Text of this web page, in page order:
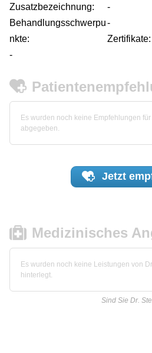
Zusatzbezeichnung:
-
Behandlungsschwerpu
nkte:
-
Zertifikate:
-
Es wurden noch keine Empfehlungen
abgegeben.
Jetzt
Medizinisches
Es wurden noch keine Leistungen von
hinterlegt.
Sind Sie Dr.